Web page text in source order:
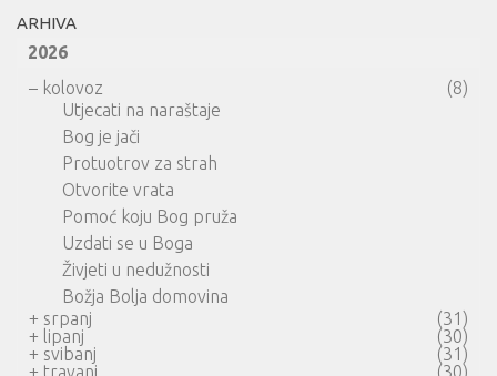
ARHIVA
2026
– kolovoz
(8)
Utjecati na naraštaje
Bog je jači
Protuotrov za strah
Otvorite vrata
Pomoć koju Bog pruža
Uzdati se u Boga
Živjeti u nedužnosti
Božja Bolja domovina
+ srpanj
(31)
+ lipanj
(30)
+ svibanj
(31)
+ travanj
(30)